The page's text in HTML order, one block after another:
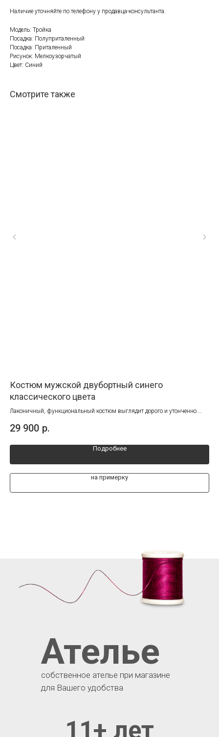
Наличие уточняйте по телефону у продавца-консультанта.
Модель: Тройка
Посадка: Полуприталенный
Посадка: Приталенный
Рисунок: Мелкоузорчатый
Цвет: Синий
Смотрите также
Костюм мужской двубортный синего
классического цвета
Лаконичный, функциональный костюм выглядит дорого и утонченно.
29 900 р.
Подробнее
на примерку
11+ лет
Ателье
собственное ателье при магазине
для Вашего удобства